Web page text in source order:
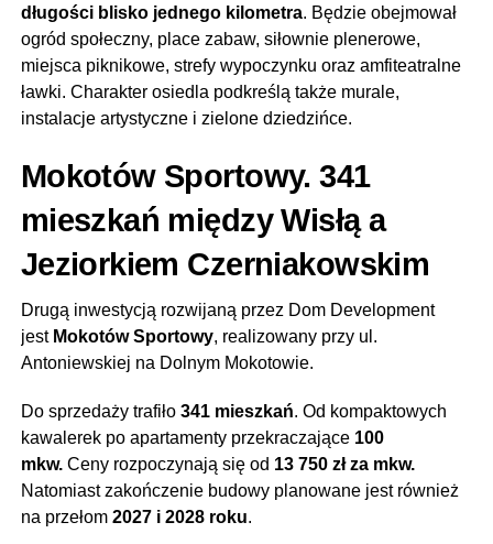
długości blisko jednego kilometra. Będzie obejmował
ogród społeczny, place zabaw, siłownie plenerowe,
miejsca piknikowe, strefy wypoczynku oraz amfiteatralne
ławki. Charakter osiedla podkreślą także murale,
instalacje artystyczne i zielone dziedzińce.
Mokotów Sportowy. 341
mieszkań między Wisłą a
Jeziorkiem Czerniakowskim
Drugą inwestycją rozwijaną przez Dom Development
jest Mokotów Sportowy, realizowany przy ul.
Antoniewskiej na Dolnym Mokotowie.
Do sprzedaży trafiło 341 mieszkań. Od kompaktowych
kawalerek po apartamenty przekraczające 100
mkw.Ceny rozpoczynają się od 13 750 zł za mkw.
Natomiast zakończenie budowy planowane jest również
na przełom 2027 i 2028 roku.